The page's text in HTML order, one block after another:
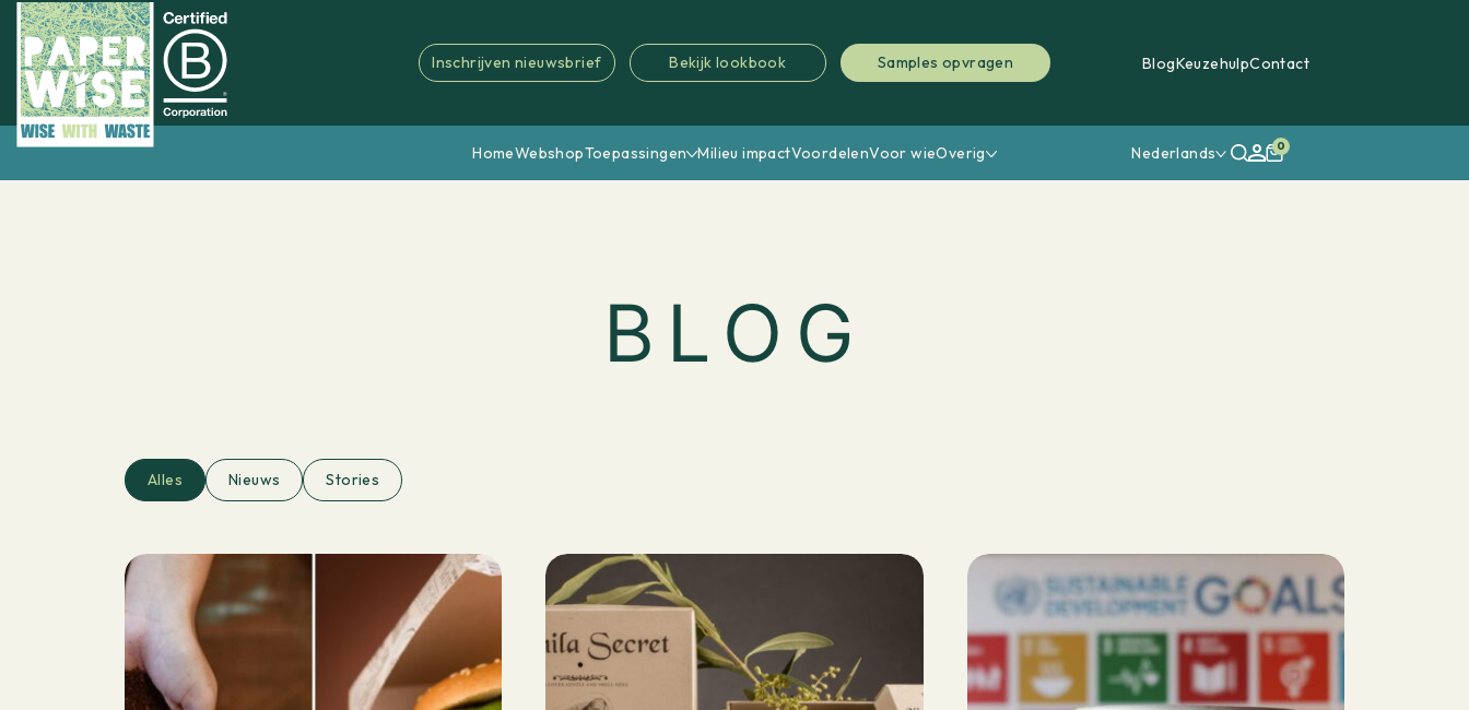
Inschrijven nieuwsbrief Bekijk lookbook Samples opvragen BlogKeuzehulpContact
HomeWebshopToepassingen Milieu impactVoordelenVoor wieOverig Nederlands 0
BLOG
Alles Nieuws Stories